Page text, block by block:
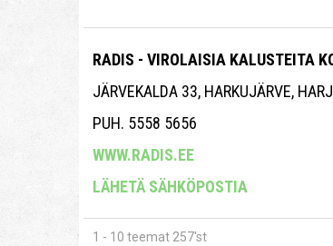
RADIS - VIROLAISIA KALUSTEITA
JÄRVEKALDA 33, HARKUJÄRVE,
PUH. 5558 5656
WWW.RADIS.EE
LÄHETÄ SÄHKÖPOSTIA
1 - 10 teemat 257'st